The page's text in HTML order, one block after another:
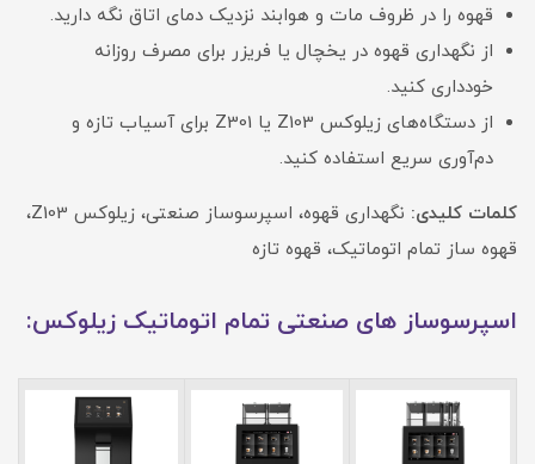
قهوه را در ظروف مات و هوابند نزدیک دمای اتاق نگه دارید.
از نگهداری قهوه در یخچال یا فریزر برای مصرف روزانه
خودداری کنید.
از دستگاه‌های زیلوکس Z103 یا Z301 برای آسیاب تازه و
دم‌آوری سریع استفاده کنید.
کلمات کلیدی:
نگهداری قهوه، اسپرسوساز صنعتی، زیلوکس Z103،
قهوه ساز تمام اتوماتیک، قهوه تازه
اسپرسوساز های صنعتی تمام اتوماتیک زیلوکس: